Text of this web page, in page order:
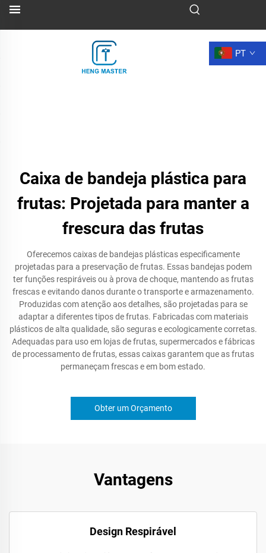
PT
Caixa de bandeja plástica para
frutas: Projetada para manter a
frescura das frutas
Oferecemos caixas de bandejas plásticas especificamente
projetadas para a preservação de frutas. Essas bandejas podem
ter funções respiráveis ou à prova de choque, mantendo as frutas
frescas e evitando danos durante o transporte e armazenamento.
Produzidas com atenção aos detalhes, são projetadas para se
adaptar a diferentes tipos de frutas. Fabricadas com materiais
plásticos de alta qualidade, são seguras e ecologicamente corretas.
Adequadas para uso em lojas de frutas, supermercados e fábricas
de processamento de frutas, essas caixas garantem que as frutas
permaneçam frescas e em bom estado.
Obter um Orçamento
Vantagens
Design Respirável